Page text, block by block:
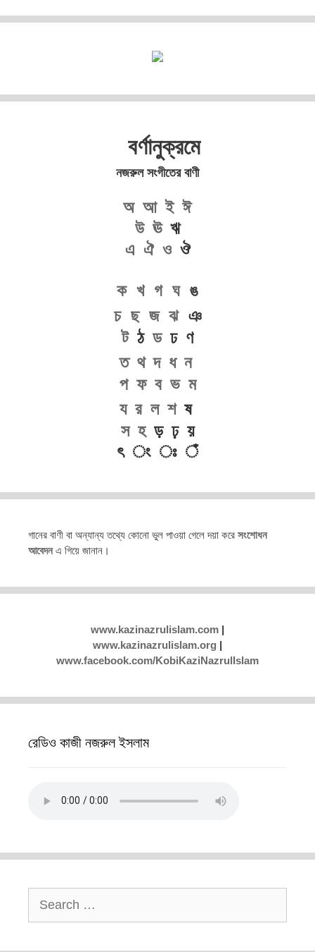
বর্ণানুক্রমে
নজরুল সংগীতের বাণী
অ আ ই ঈ
উ ঊঋ
এ ঐ ওঔ
ক খ গ ঘঙ
চ ছ জ ঝঞ
টঠ ডঢ ণ
ত থ দ ধ ন
প ফ ব ভ ম
য র ল শষ
স হড় ঢ় য়
ৎ ং ঃ ঁ
গানের বাণী বা অন্যান্য তথ্যে কোনো ভুল পাওয়া গেলে দয়া করে সংশোধন
আবেদনএ গিয়ে জানান।
www.kazinazrulislam.com |
www.kazinazrulislam.org |
www.facebook.com/KobiKaziNazrulIslam
রেডিও কাজী নজরুল ইসলাম
for: